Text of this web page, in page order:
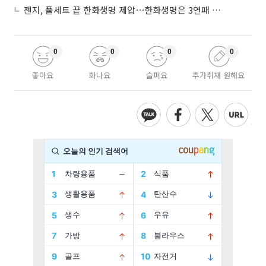
젠지, 풀세트 끝 한화생명 제압⋯한화생명은 3연패 수렁
좋아요
0
화나요
0
슬퍼요
0
추가취재 원해요
0